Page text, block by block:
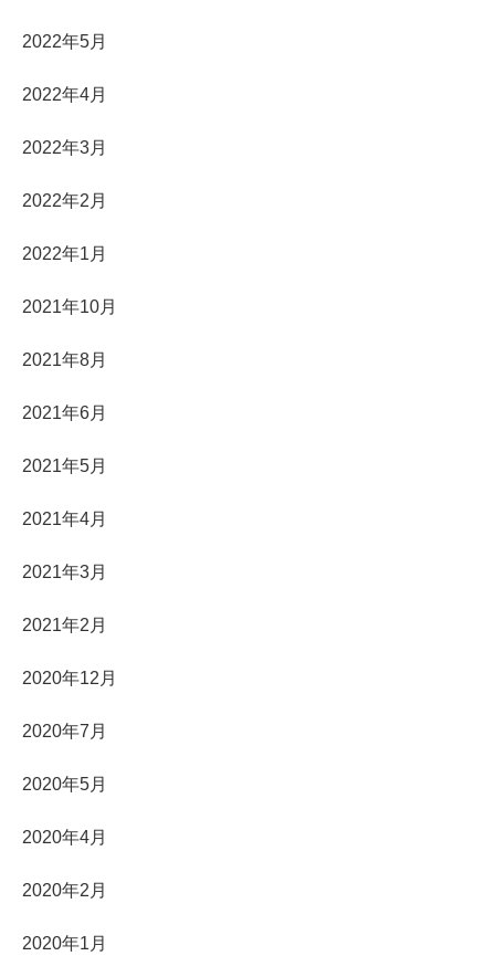
2022年5月
2022年4月
2022年3月
2022年2月
2022年1月
2021年10月
2021年8月
2021年6月
2021年5月
2021年4月
2021年3月
2021年2月
2020年12月
2020年7月
2020年5月
2020年4月
2020年2月
2020年1月